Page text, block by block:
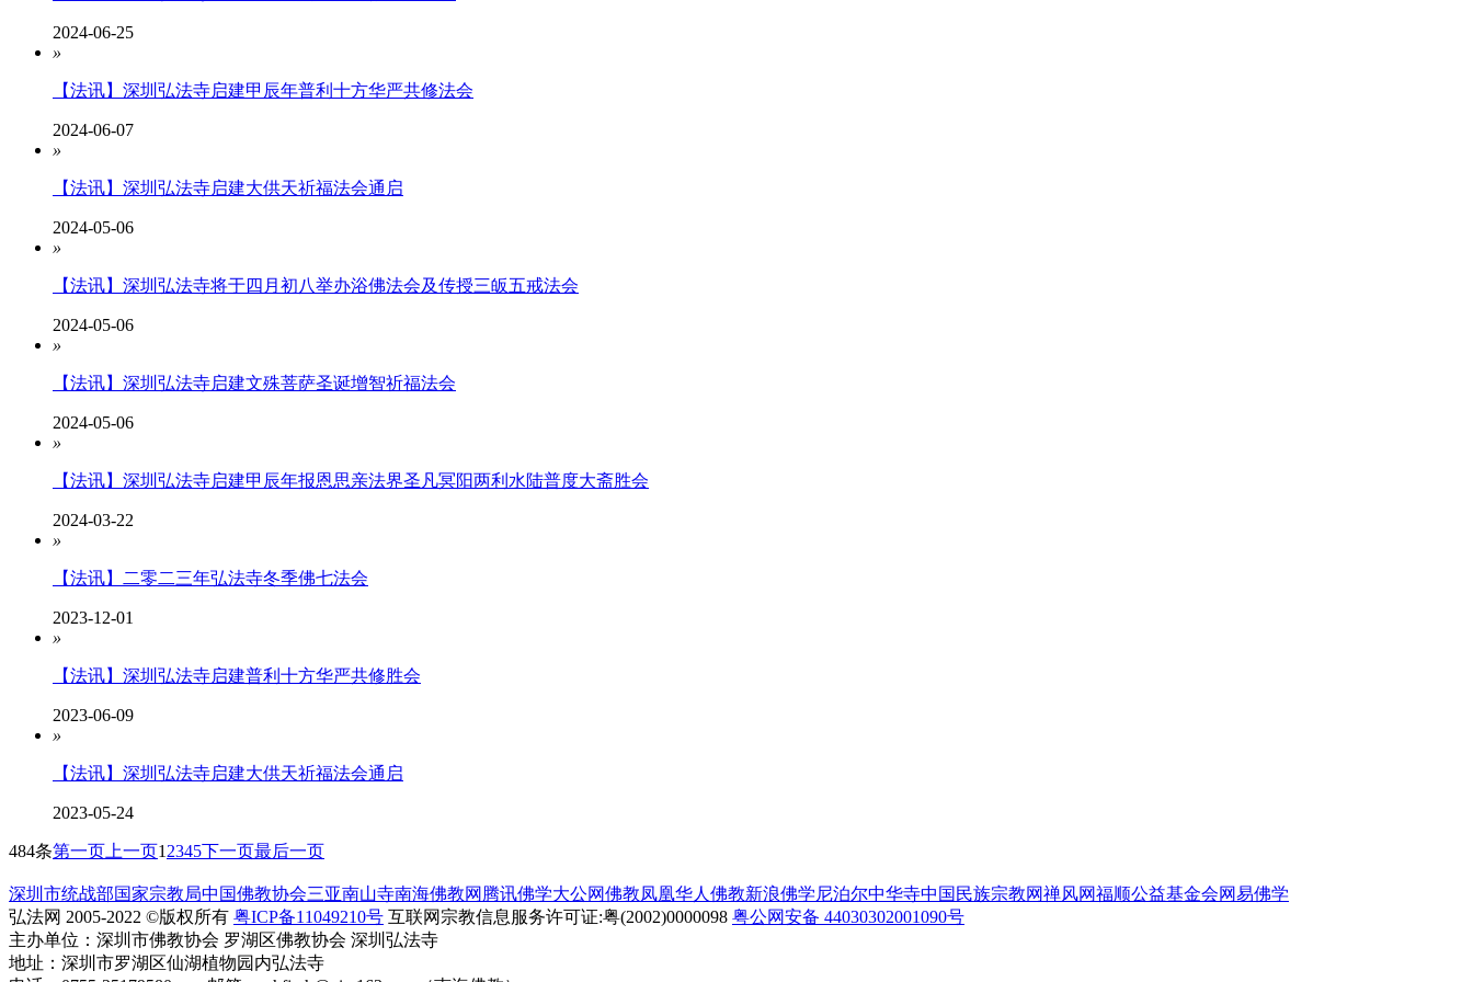
2024-06-25
»
【法讯】深圳弘法寺启建甲辰年普利十方华严共修法会
2024-06-07
»
【法讯】深圳弘法寺启建大供天祈福法会通启
2024-05-06
»
【法讯】深圳弘法寺将于四月初八举办浴佛法会及传授三皈五戒法会
2024-05-06
»
【法讯】深圳弘法寺启建文殊菩萨圣诞增智祈福法会
2024-05-06
»
【法讯】深圳弘法寺启建甲辰年报恩思亲法界圣凡冥阳两利水陆普度大斋胜会
2024-03-22
»
【法讯】二零二三年弘法寺冬季佛七法会
2023-12-01
»
【法讯】深圳弘法寺启建普利十方华严共修胜会
2023-06-09
»
【法讯】深圳弘法寺启建大供天祈福法会通启
2023-05-24
484条第一页 上一页1 2345下一页最后一页
深圳市统战部国家宗教局中国佛教协会三亚南山寺南海佛教网 腾讯佛学大公网佛教凤凰华人佛教新浪佛学尼泊尔中华寺中国民族宗教网禅风网福顺公益基金会网易佛学
弘法网 2005-2022 ©版权所有 粤ICP备11049210号 互联网宗教信息服务许可证:粤(2002)0000098 粤公网安备 44030302001090号
主办单位：深圳市佛教协会 罗湖区佛教协会 深圳弘法寺
地址：深圳市罗湖区仙湖植物园内弘法寺